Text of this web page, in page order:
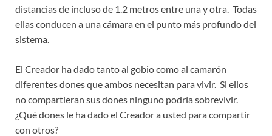
distancias de incluso de 1.2 metros entre una y otra. Todas
ellas conducen a una cámara en el punto más profundo del
sistema.
El Creador ha dado tanto al gobio como al camarón
diferentes dones que ambos necesitan para vivir. Si ellos
no compartieran sus dones ninguno podría sobrevivir.
¿Qué dones le ha dado el Creador a usted para compartir
con otros?